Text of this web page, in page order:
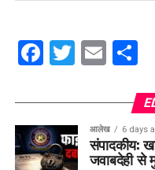
Facebook
Twitter
Email
आलेख 6 days
संपादकीय:
जवाबदेही से